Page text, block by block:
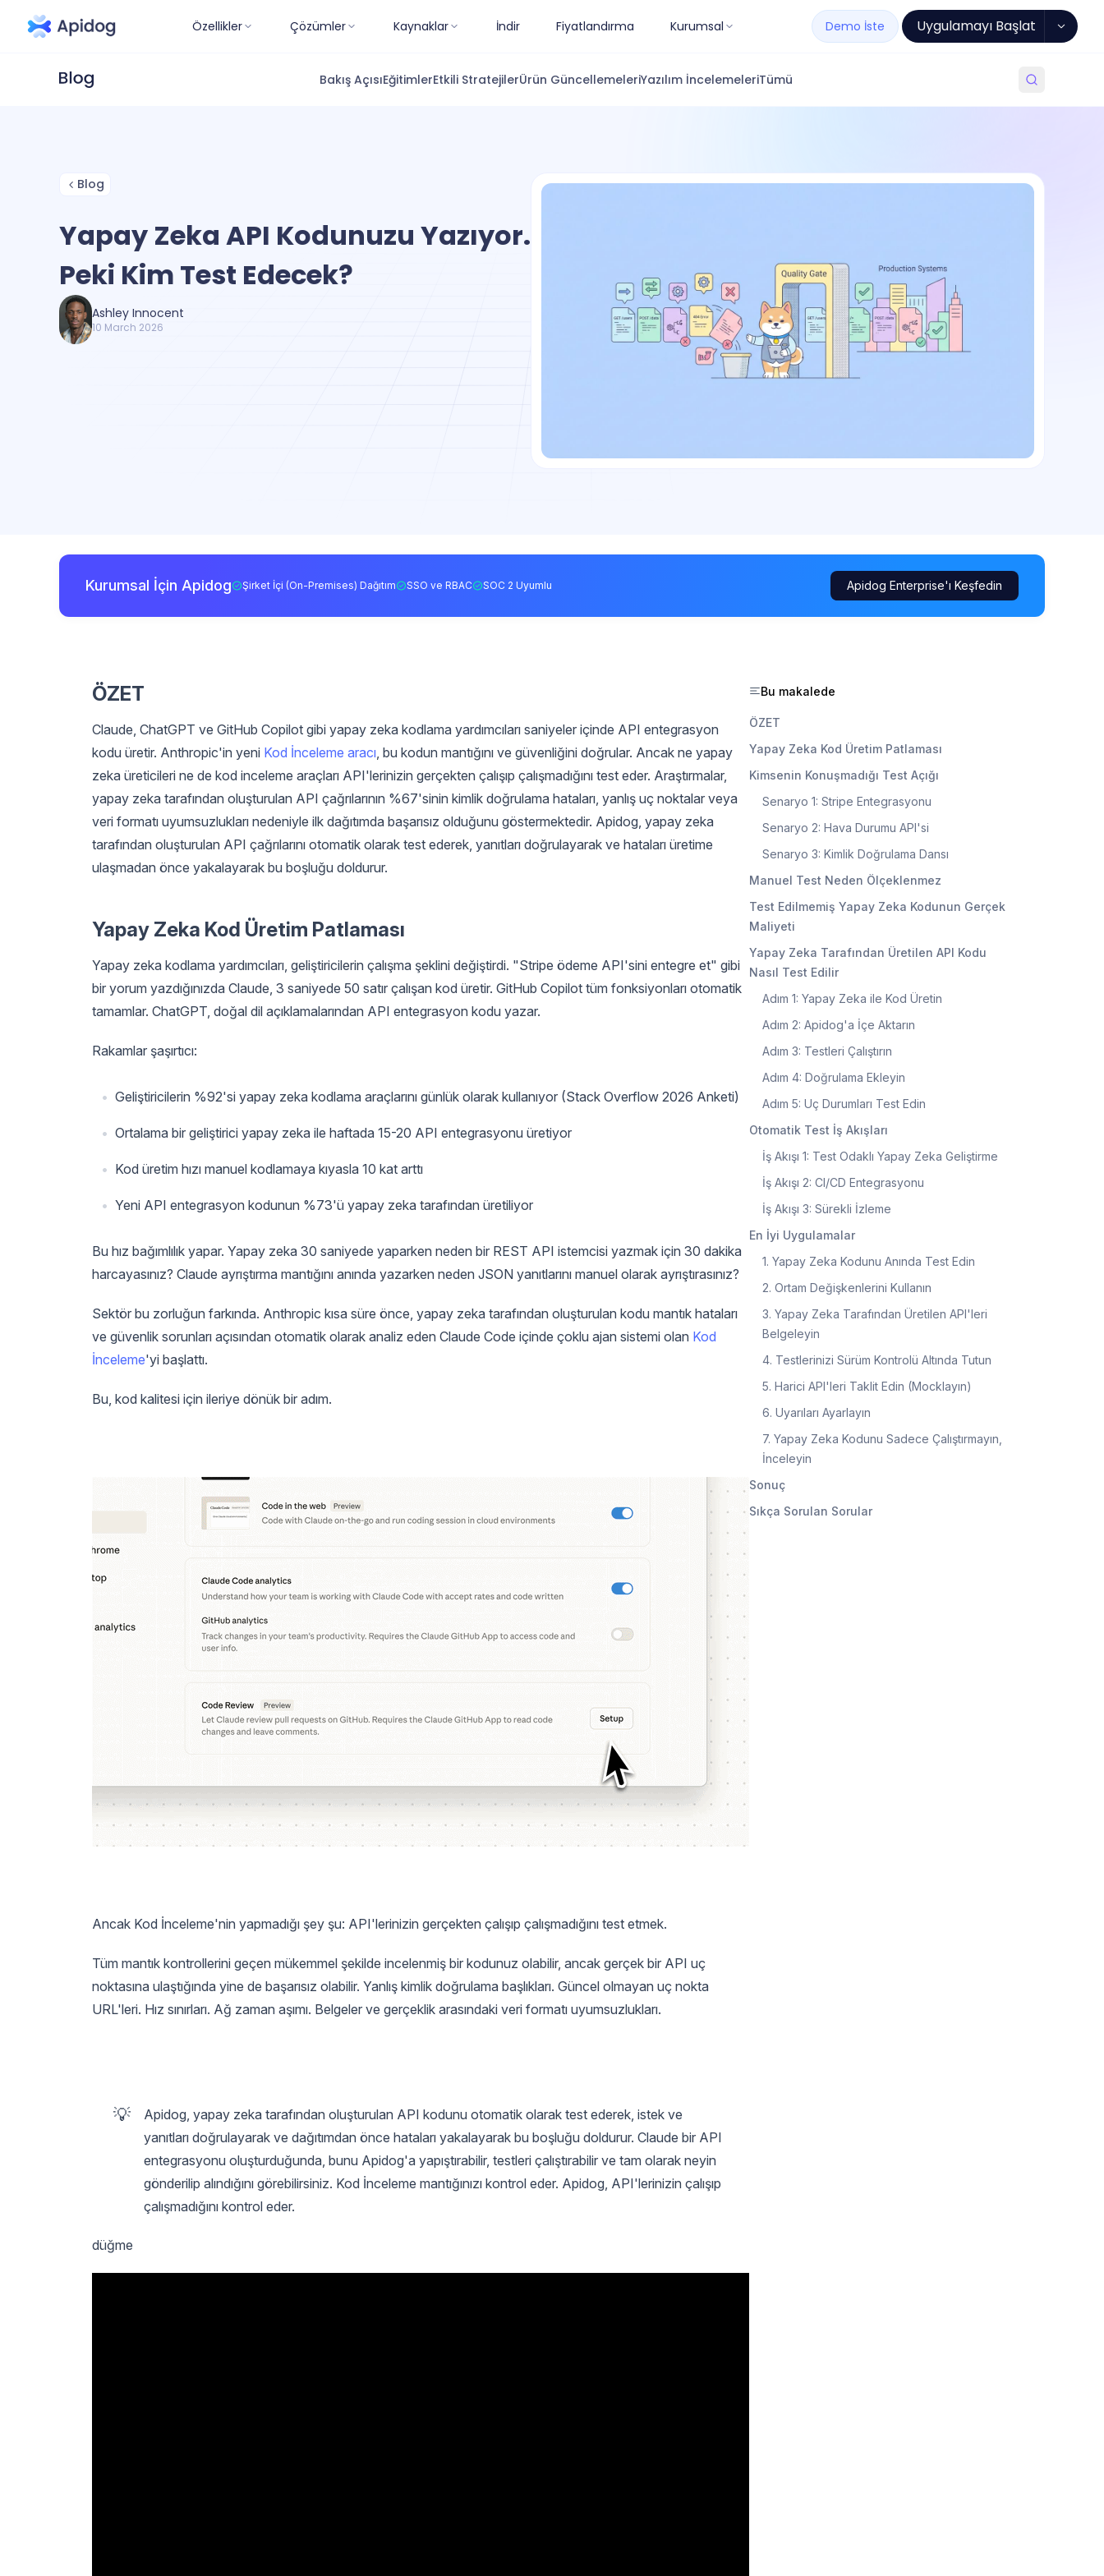
Özellikler Çözümler Kaynaklar İndir Fiyatlandırma Kurumsal Demo İste Uygulamayı Başlat
Bakış AçısıEğitimlerEtkili StratejilerÜrün GüncellemeleriYazılım İncelemeleriTümü
Blog
Yapay Zeka API Kodunuzu Yazıyor.
Peki Kim Test Edecek?
Ashley Innocent
10 March 2026
Kurumsal İçin Apidog Şirket İçi (On-Premises) Dağıtım SSO ve RBAC SOC 2 Uyumlu Apidog Enterprise'ı Keşfedin
ÖZET
Claude, ChatGPT ve GitHub Copilot gibi yapay zeka kodlama yardımcıları saniyeler içinde API entegrasyon
kodu üretir. Anthropic'in yeni Kod İnceleme aracı , bu kodun mantığını ve güvenliğini doğrular. Ancak ne yapay
zeka üreticileri ne de kod inceleme araçları API'lerinizin gerçekten çalışıp çalışmadığını test eder. Araştırmalar,
yapay zeka tarafından oluşturulan API çağrılarının %67'sinin kimlik doğrulama hataları, yanlış uç noktalar veya
veri formatı uyumsuzlukları nedeniyle ilk dağıtımda başarısız olduğunu göstermektedir. Apidog, yapay zeka
tarafından oluşturulan API çağrılarını otomatik olarak test ederek, yanıtları doğrulayarak ve hataları üretime
ulaşmadan önce yakalayarak bu boşluğu doldurur.
Yapay Zeka Kod Üretim Patlaması
Yapay zeka kodlama yardımcıları, geliştiricilerin çalışma şeklini değiştirdi. "Stripe ödeme API'sini entegre et" gibi
bir yorum yazdığınızda Claude, 3 saniyede 50 satır çalışan kod üretir. GitHub Copilot tüm fonksiyonları otomatik
tamamlar. ChatGPT, doğal dil açıklamalarından API entegrasyon kodu yazar.
Rakamlar şaşırtıcı:
Geliştiricilerin %92'si yapay zeka kodlama araçlarını günlük olarak kullanıyor (Stack Overflow 2026 Anketi)
Ortalama bir geliştirici yapay zeka ile haftada 15-20 API entegrasyonu üretiyor
Kod üretim hızı manuel kodlamaya kıyasla 10 kat arttı
Yeni API entegrasyon kodunun %73'ü yapay zeka tarafından üretiliyor
Bu hız bağımlılık yapar. Yapay zeka 30 saniyede yaparken neden bir REST API istemcisi yazmak için 30 dakika
harcayasınız? Claude ayrıştırma mantığını anında yazarken neden JSON yanıtlarını manuel olarak ayrıştırasınız?
Sektör bu zorluğun farkında. Anthropic kısa süre önce, yapay zeka tarafından oluşturulan kodu mantık hataları
ve güvenlik sorunları açısından otomatik olarak analiz eden Claude Code içinde çoklu ajan sistemi olan Kod
İnceleme'yi başlattı.
Bu, kod kalitesi için ileriye dönük bir adım.
Ancak Kod İnceleme'nin yapmadığı şey şu: API'lerinizin gerçekten çalışıp çalışmadığını test etmek.
Tüm mantık kontrollerini geçen mükemmel şekilde incelenmiş bir kodunuz olabilir, ancak gerçek bir API uç
noktasına ulaştığında yine de başarısız olabilir. Yanlış kimlik doğrulama başlıkları. Güncel olmayan uç nokta
URL'leri. Hız sınırları. Ağ zaman aşımı. Belgeler ve gerçeklik arasındaki veri formatı uyumsuzlukları.
💡
Apidog, yapay zeka tarafından oluşturulan API kodunu otomatik olarak test ederek, istek ve
yanıtları doğrulayarak ve dağıtımdan önce hataları yakalayarak bu boşluğu doldurur. Claude bir API
entegrasyonu oluşturduğunda, bunu Apidog'a yapıştırabilir, testleri çalıştırabilir ve tam olarak neyin
gönderilip alındığını görebilirsiniz. Kod İnceleme mantığınızı kontrol eder. Apidog, API'lerinizin çalışıp
çalışmadığını kontrol eder.
düğme
Bu makalede
ÖZET
Yapay Zeka Kod Üretim Patlaması
Kimsenin Konuşmadığı Test Açığı
Senaryo 1: Stripe Entegrasyonu
Senaryo 2: Hava Durumu API'si
Senaryo 3: Kimlik Doğrulama Dansı
Manuel Test Neden Ölçeklenmez
Test Edilmemiş Yapay Zeka Kodunun Gerçek
Maliyeti
Yapay Zeka Tarafından Üretilen API Kodu
Nasıl Test Edilir
Adım 1: Yapay Zeka ile Kod Üretin
Adım 2: Apidog'a İçe Aktarın
Adım 3: Testleri Çalıştırın
Adım 4: Doğrulama Ekleyin
Adım 5: Uç Durumları Test Edin
Otomatik Test İş Akışları
İş Akışı 1: Test Odaklı Yapay Zeka Geliştirme
İş Akışı 2: CI/CD Entegrasyonu
İş Akışı 3: Sürekli İzleme
En İyi Uygulamalar
1. Yapay Zeka Kodunu Anında Test Edin
2. Ortam Değişkenlerini Kullanın
3. Yapay Zeka Tarafından Üretilen API'leri
Belgeleyin
4. Testlerinizi Sürüm Kontrolü Altında Tutun
5. Harici API'leri Taklit Edin (Mocklayın)
6. Uyarıları Ayarlayın
7. Yapay Zeka Kodunu Sadece Çalıştırmayın,
İnceleyin
Sonuç
Sıkça Sorulan Sorular